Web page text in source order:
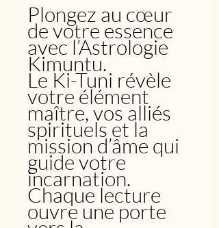
Plongez au cœur
de votre essence
avec l’Astrologie
Kimuntu.
Le Ki-Tuni révèle
votre élément
maître, vos alliés
spirituels et la
mission d’âme qui
guide votre
incarnation.
Chaque lecture
ouvre une porte